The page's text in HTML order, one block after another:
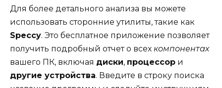
Для более детального анализа вы можете
использовать сторонние утилиты, такие как
Speccy. Это бесплатное приложение позволяет
получить подробный отчет о всех компонентах
вашего ПК, включая диски, процессор и
другие устройства. Введите в строку поиска